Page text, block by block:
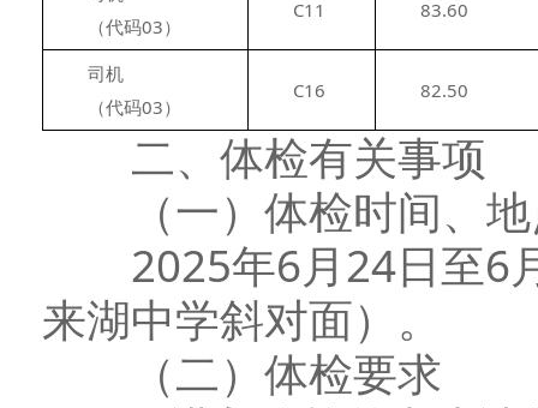
（代码03）
C11 83.60
司机
（代码03）
C16 82.50
二、体检有关事项
（一）体检时间、地
2025年6月24日至6
来湖中学斜对面）。
（二）体检要求